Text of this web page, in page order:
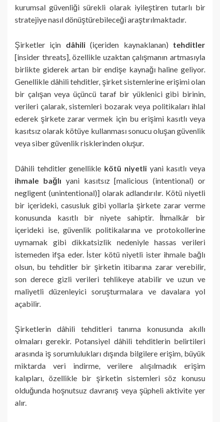
kurumsal güvenliği sürekli olarak iyileştiren tutarlı bir
stratejiye nasıl dönüştürebileceği araştırılmaktadır.
Şirketler için dâhili(içeriden kaynaklanan) tehditler
[insider threats], özellikle uzaktan çalışmanın artmasıyla
birlikte giderek artan bir endişe kaynağı haline geliyor.
Genellikle dâhili tehditler, şirket sistemlerine erişimi olan
bir çalışan veya üçüncü taraf bir yüklenici gibi birinin,
verileri çalarak, sistemleri bozarak veya politikaları ihlal
ederek şirkete zarar vermek için bu erişimi kasıtlı veya
kasıtsız olarak kötüye kullanması sonucu oluşan güvenlik
veya siber güvenlik risklerinden oluşur.
Dâhili tehditler genellikle kötü niyetliyani kasıtlı veya
ihmale bağlı yani kasıtsız [malicious (intentional) or
negligent (unintentional)] olarak adlandırılır. Kötü niyetli
bir içerideki, casusluk gibi yollarla şirkete zarar verme
konusunda kasıtlı bir niyete sahiptir. İhmalkâr bir
içerideki ise, güvenlik politikalarına ve protokollerine
uymamak gibi dikkatsizlik nedeniyle hassas verileri
istemeden ifşa eder. İster kötü niyetli ister ihmale bağlı
olsun, bu tehditler bir şirketin itibarına zarar verebilir,
son derece gizli verileri tehlikeye atabilir ve uzun ve
maliyetli düzenleyici soruşturmalara ve davalara yol
açabilir.
Şirketlerin dâhili tehditleri tanıma konusunda akıllı
olmaları gerekir. Potansiyel dâhili tehditlerin belirtileri
arasında iş sorumlulukları dışında bilgilere erişim, büyük
miktarda veri indirme, verilere alışılmadık erişim
kalıpları, özellikle bir şirketin sistemleri söz konusu
olduğunda hoşnutsuz davranış veya şüpheli aktivite yer
alır.